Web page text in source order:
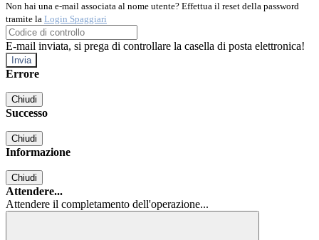
Non hai una e-mail associata al nome utente? Effettua il reset della password
tramite la Login Spaggiari
E-mail inviata, si prega di controllare la casella di posta elettronica!
Errore
Chiudi
Successo
Chiudi
Informazione
Chiudi
Attendere...
Attendere il completamento dell'operazione...